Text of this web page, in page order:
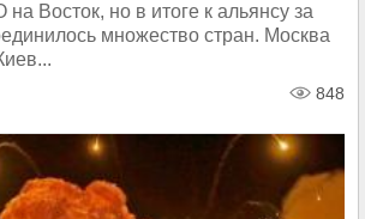
Восток, но в итоге к альянсу за
множество стран. Москва
848